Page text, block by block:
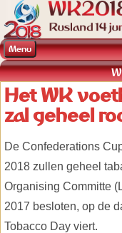
Het WK
zal geheel
De Confederations
2018 zullen geheel
Organising Committe
2017 besloten, op de
Tobacco Day viert.
Menu